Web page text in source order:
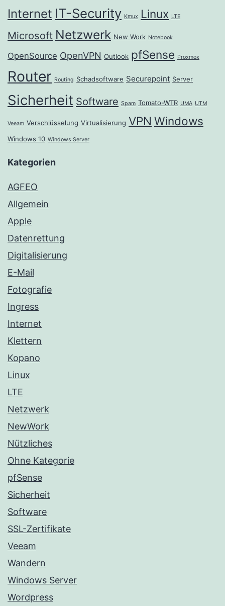
Internet IT-Security Kmux Linux LTE
Microsoft Netzwerk New Work Notebook
OpenSource OpenVPN Outlook pfSense Proxmox
Router Routing Schadsoftware Securepoint Server
Sicherheit Software Spam Tomato-WTR UMA UTM
Veeam Verschlüsselung Virtualisierung VPN Windows
Windows 10 Windows Server
Kategorien
AGFEO
Allgemein
Apple
Datenrettung
Digitalisierung
E-Mail
Fotografie
Ingress
Internet
Klettern
Kopano
Linux
LTE
Netzwerk
NewWork
Nützliches
Ohne Kategorie
pfSense
Sicherheit
Software
SSL-Zertifikate
Veeam
Wandern
Windows Server
Wordpress